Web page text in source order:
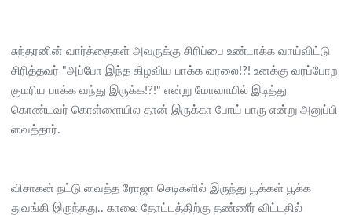
சுந்தரனின் வார்த்தைகள் அவருக்கு சிரிப்பை உண்டாக்க வாய்விட்டு
சிரித்தவர் "அப்போ இந்த கிழவிய பாக்க வரலை!?! உனக்கு வரப்போற
குமரிய பாக்க வந்து இருக்க!?!" என்று மோவாயில் இடித்து
கொண்டவர் கொள்ளையில தான் இருக்கா போய் பாரு என்று அனுப்பி
வைத்தார்.
விசாகன் நட்டு வைத்த ரோஜா செடிகளில் இருந்து பூக்கள் பூக்க
துவங்கி இருந்தது.. காலை தோட்டத்திற்கு தண்ணீர் விட்டதில்